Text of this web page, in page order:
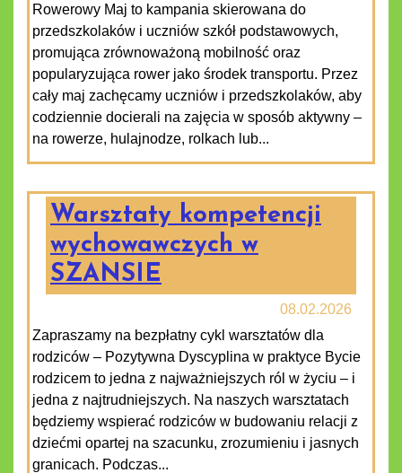
Rowerowy Maj to kampania skierowana do
przedszkolaków i uczniów szkół podstawowych,
promująca zrównoważoną mobilność oraz
popularyzująca rower jako środek transportu. Przez
cały maj zachęcamy uczniów i przedszkolaków, aby
codziennie docierali na zajęcia w sposób aktywny –
na rowerze, hulajnodze, rolkach lub...
Warsztaty kompetencji
wychowawczych w
SZANSIE
08.02.2026
Zapraszamy na bezpłatny cykl warsztatów dla
rodziców – Pozytywna Dyscyplina w praktyce Bycie
rodzicem to jedna z najważniejszych ról w życiu – i
jedna z najtrudniejszych. Na naszych warsztatach
będziemy wspierać rodziców w budowaniu relacji z
dziećmi opartej na szacunku, zrozumieniu i jasnych
granicach. Podczas...